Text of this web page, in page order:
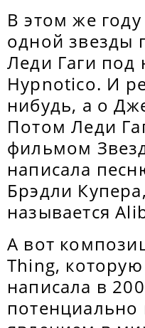
В этом же
одной звезды
Леди Гаги под
Hypnotico. И
нибудь, а о
Потом Леди
фильмом
написала
Брэдли
называется
А вот
Thing,
написала в
потенциально